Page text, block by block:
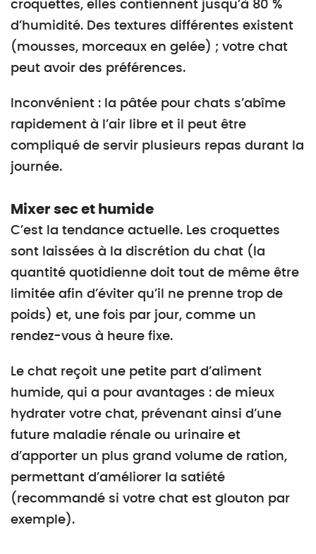
croquettes, elles contiennent jusqu’à 80 %
d’humidité. Des textures différentes existent
(mousses, morceaux en gelée) ; votre chat
peut avoir des préférences.
Inconvénient : la pâtée pour chats s’abîme
rapidement à l’air libre et il peut être
compliqué de servir plusieurs repas durant la
journée.
Mixer sec et humide
C’est la tendance actuelle. Les croquettes
sont laissées à la discrétion du chat (la
quantité quotidienne doit tout de même être
limitée afin d’éviter qu’il ne prenne trop de
poids) et, une fois par jour, comme un
rendez-vous à heure fixe.
Le chat reçoit une petite part d’aliment
humide, qui a pour avantages : de mieux
hydrater votre chat, prévenant ainsi d’une
future maladie rénale ou urinaire et
d’apporter un plus grand volume de ration,
permettant d’améliorer la satiété
(recommandé si votre chat est glouton par
exemple).